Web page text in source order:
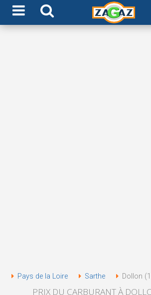
Pays de la Loire Sarthe Dollon
PRIX DU CARBURANT À